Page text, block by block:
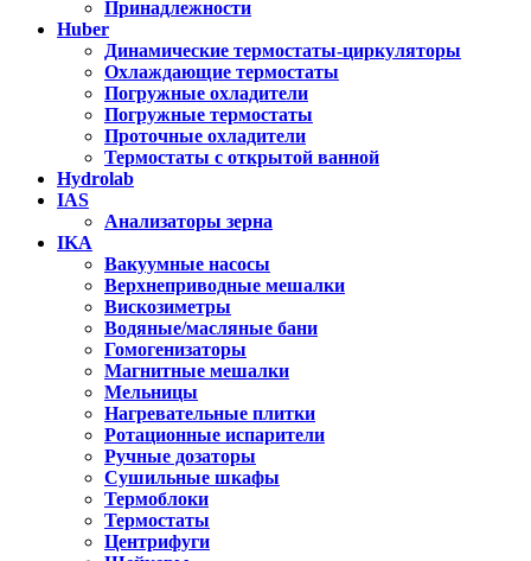
Принадлежности
Huber
Динамические термостаты-циркуляторы
Охлаждающие термостаты
Погружные охладители
Погружные термостаты
Проточные охладители
Термостаты с открытой ванной
Hydrolab
IAS
Анализаторы зерна
IKA
Вакуумные насосы
Верхнеприводные мешалки
Вискозиметры
Водяные/масляные бани
Гомогенизаторы
Магнитные мешалки
Мельницы
Нагревательные плитки
Ротационные испарители
Ручные дозаторы
Сушильные шкафы
Термоблоки
Термостаты
Центрифуги